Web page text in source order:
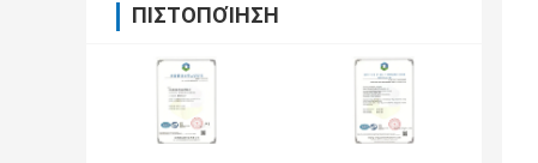
ΠΙΣΤΟΠΟΊΗΣΗ